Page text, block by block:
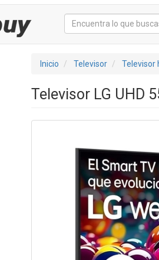
Inicio Televisor Televisor
Televisor LG UHD